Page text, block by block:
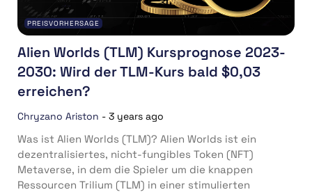
PREISVORHERSAGE
Alien Worlds (TLM) Kursprognose 2023-
2030: Wird der TLM-Kurs bald $0,03
erreichen?
Chryzano Ariston - 3 years ago
Was ist Alien Worlds (TLM)? Alien Worlds ist ein
dezentralisiertes, nicht-fungibles Token (NFT)
Metaverse, in dem die Spieler um die knappen
Ressourcen Trilium (TLM) in einer stimulierten